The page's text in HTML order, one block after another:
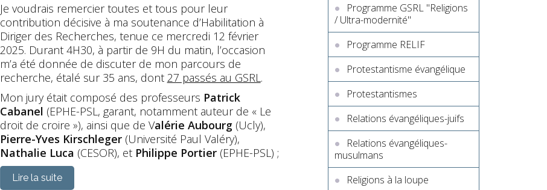
Je voudrais remercier toutes et tous pour leur
contribution décisive à ma soutenance d’Habilitation à
Diriger des Recherches, tenue ce mercredi 12 février
2025. Durant 4H30, à partir de 9H du matin, l’occasion
m’a été donnée de discuter de mon parcours de
recherche, étalé sur 35 ans, dont 27 passés au GSRL .
Mon jury était composé des professeurs Patrick
Cabanel (EPHE-PSL, garant, notamment auteur de « Le
droit de croire »), ainsi que de Valérie Aubourg(Ucly),
Pierre-Yves Kirschleger (Université Paul Valéry),
Nathalie Luca (CESOR), etPhilippe Portier(EPHE-PSL) ;
Lire la suite
Programme GSRL "Religions
/ Ultra-modernité"
Programme RELIF
Protestantisme évangélique
Protestantismes
Relations évangéliques-juifs
Relations évangéliques-
musulmans
Religions à la loupe